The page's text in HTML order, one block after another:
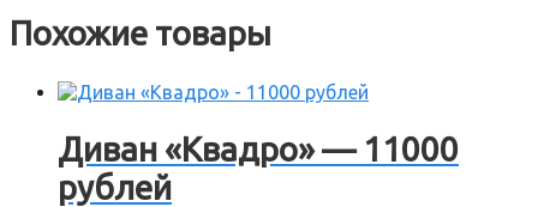
Похожие товары
Диван «Квадро» — 11000
рублей